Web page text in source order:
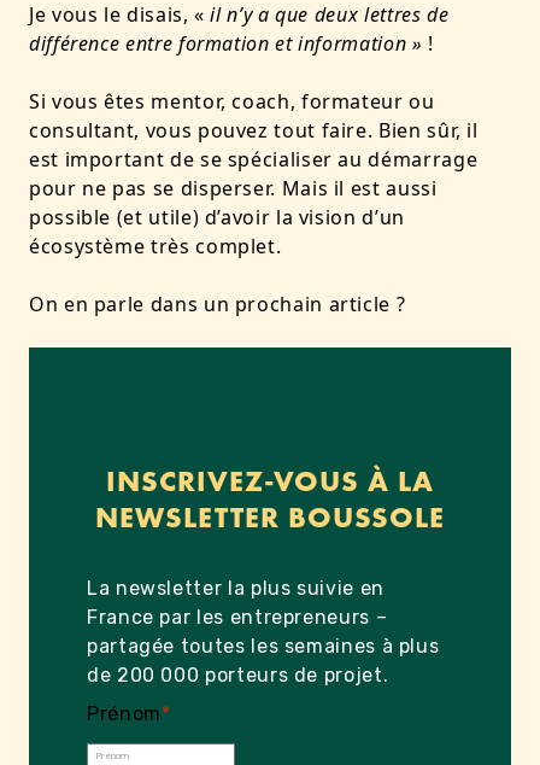
Je vous le disais, «il n’y a que deux lettres de
différence entre formation et information » !
Si vous êtes mentor, coach, formateur ou
consultant, vous pouvez tout faire. Bien sûr, il
est important de se spécialiser au démarrage
pour ne pas se disperser. Mais il est aussi
possible (et utile) d’avoir la vision d’un
écosystème très complet.
On en parle dans un prochain article ?
INSCRIVEZ-VOUS À LA
NEWSLETTER BOUSSOLE
La newsletter la plus suivie en
France par les entrepreneurs –
partagée toutes les semaines à plus
de 200 000 porteurs de projet.
Prénom*